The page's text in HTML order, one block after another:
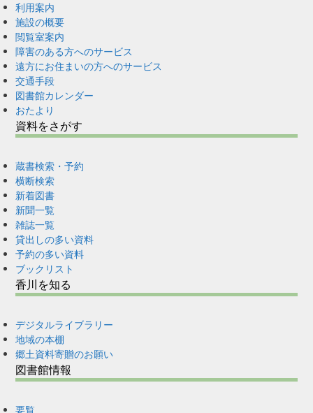
利用案内
施設の概要
閲覧室案内
障害のある方へのサービス
遠方にお住まいの方へのサービス
交通手段
図書館カレンダー
おたより
資料をさがす
蔵書検索・予約
横断検索
新着図書
新聞一覧
雑誌一覧
貸出しの多い資料
予約の多い資料
ブックリスト
香川を知る
デジタルライブラリー
地域の本棚
郷土資料寄贈のお願い
図書館情報
要覧